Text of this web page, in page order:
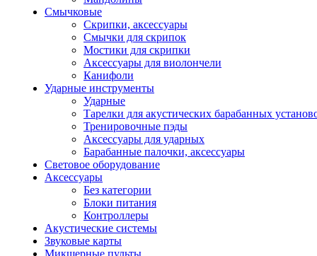
Смычковые
Скрипки, аксессуары
Смычки для скрипок
Мостики для скрипки
Аксессуары для виолончели
Канифоли
Ударные инструменты
Ударные
Тарелки для акустических барабанных
Тренировочные пэды
Аксессуары для ударных
Барабанные палочки, аксессуары
Световое оборудование
Аксессуары
Без категории
Блоки питания
Контроллеры
Акустические системы
Звуковые карты
Микшерные пульты